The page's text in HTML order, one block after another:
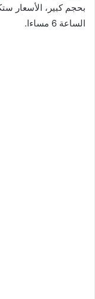
بحجم كبير، الأسعار
الساعة 6 مساءا.